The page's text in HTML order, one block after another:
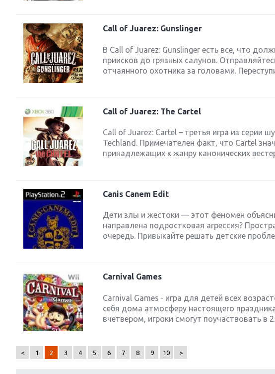
Call of Juarez: Gunslinger
В Call of Juarez: Gunslinger есть все, что
приисков до грязных салунов.
отчаянного охотника за головами.
Call of Juarez: The Cartel
Call of Juarez: Cartel – третья игра из серии
Techland. Примечателен факт, что Cartel
принадлежащих к жанру канонических
Canis Canem Edit
Дети злы и жестоки — этот феномен
направлена подростковая агрессия?
очередь. Привыкайте решать детские
Carnival Games
Carnival Games - игра для детей всех
себя дома атмосферу настоящего
вчетвером, игроки смогут поучаствовать в
< 1 2 3 4 5 6 7 8 9 10 >